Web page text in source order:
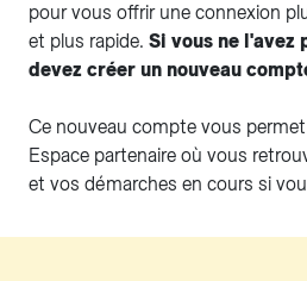
pour vous offrir une connexion
et plus rapide. Si vous ne l'avez
devez créer un nouveau
Ce nouveau compte vous
Espace partenaire où vous
et vos démarches en cours si